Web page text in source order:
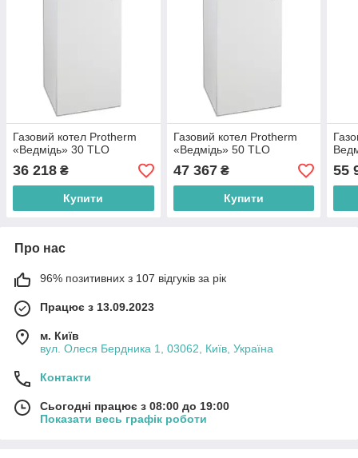
Газовий котел Protherm
«Ведмідь» 30 TLO
36 218 ₴
Купити
Газовий котел Protherm
«Ведмідь» 50 TLO
47 367₴
Купити
55
Про нас
96% позитивних з 107 відгуків за рік
Працює з 13.09.2023
м. Київ
вул. Олеся Бердника 1, 03062, Київ, Україна
Контакти
Сьогодні працює з 08:00 до 19:00
Показати весь графік роботи